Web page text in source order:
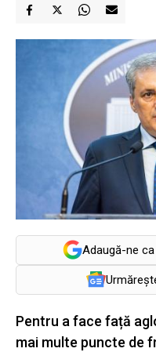
Adaugă-ne
Pentru a face față
mai multe puncte de